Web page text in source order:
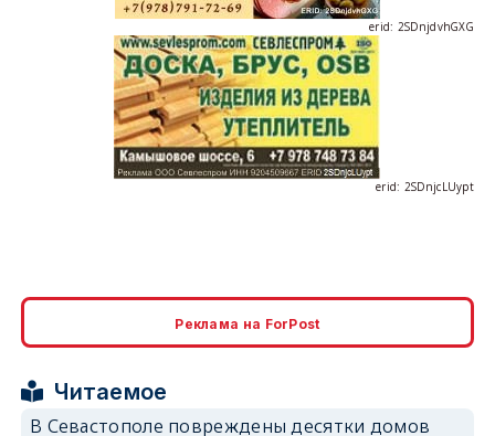
erid: 2SDnjcLUypt
Реклама на ForPost
Читаемое
В Севастополе повреждены десятки домов